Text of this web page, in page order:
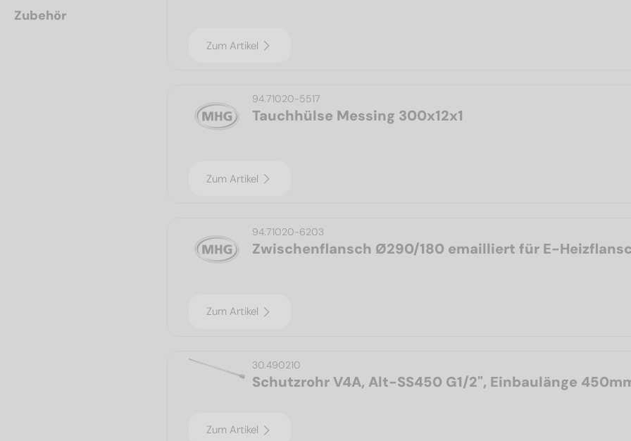
Zubehör
Zum Artikel
94.71020-5517
Tauchhülse Messing 300x12x1
Zum Artikel
94.71020-6203
Zwischenflansch Ø290/180 emailliert für E-
Zum Artikel
30.490210
Schutzrohr V4A, Alt-SS450 G1/2", Einbaulänge
Zum Artikel